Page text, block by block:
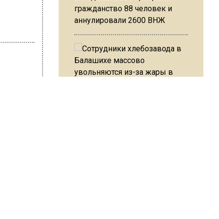
гражданство 88 человек и
аннулировали 2600 ВНЖ